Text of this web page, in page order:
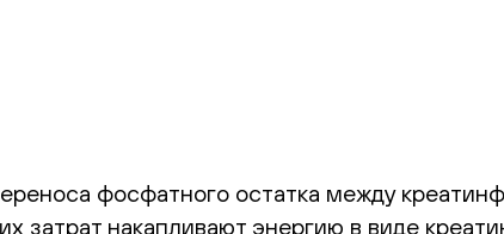
фосфатного остатка между
затрат накапливают энергию в виде